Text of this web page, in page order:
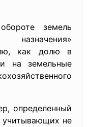
земель
назначения»
как долю в
на земельные
определенный
учитывающих не